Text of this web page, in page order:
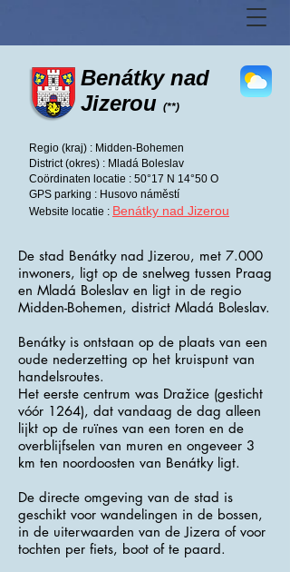
Benátky nad
Jizerou (**)
Regio (kraj) : Midden-Bohemen
District (okres) : Mladá Boleslav
Coördinaten locatie : 50°17 N 14°50 O
GPS parking : Husovo náměstí
Website locatie : Benátky nad Jizerou
De stad Benátky nad Jizerou, met 7.000
inwoners, ligt op de snelweg tussen Praag
en Mladá Boleslav en ligt in de regio
Midden-Bohemen, district Mladá Boleslav.
Benátky is ontstaan ​​op de plaats van een
oude nederzetting op het kruispunt van
handelsroutes.
Het eerste centrum was Dražice (gesticht
vóór 1264), dat vandaag de dag alleen
lijkt op de ruïnes van een toren en de
overblijfselen van muren en ongeveer 3
km ten noordoosten van Benátky ligt.
De directe omgeving van de stad is
geschikt voor wandelingen in de bossen,
in de uiterwaarden van de Jizera of voor
tochten per fiets, boot of te paard.